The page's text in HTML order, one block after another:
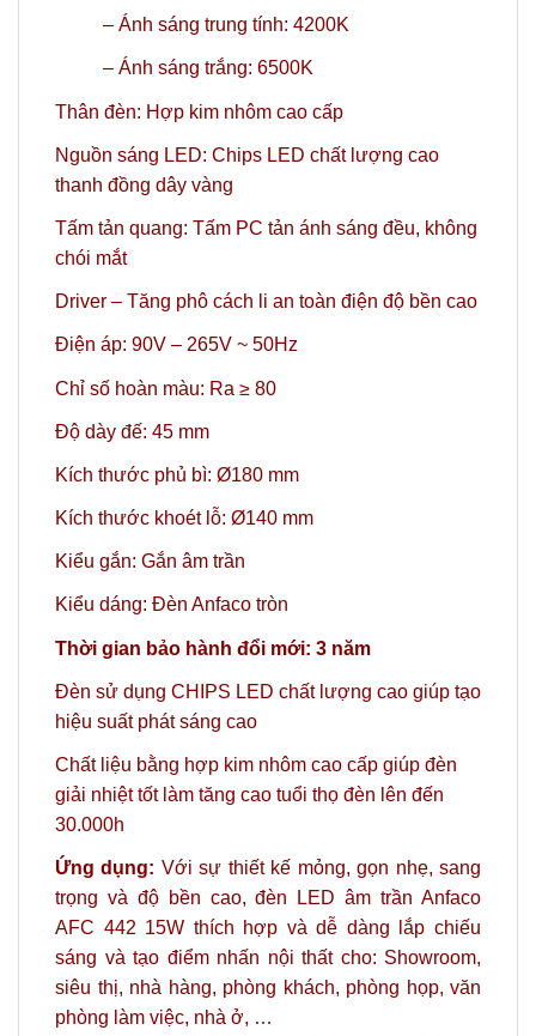
– Ánh sáng trung tính: 4200K
– Ánh sáng trắng: 6500K
Thân đèn: Hợp kim nhôm cao cấp
Nguồn sáng LED: Chips LED chất lượng cao
thanh đồng dây vàng
Tấm tản quang: Tấm PC tản ánh sáng đều, không
chói mắt
Driver – Tăng phô cách li an toàn điện độ bền cao
Điện áp: 90V – 265V ~ 50Hz
Chỉ số hoàn màu: Ra ≥ 80
Độ dày đế: 45 mm
Kích thước phủ bì: Ø180 mm
Kích thước khoét lỗ: Ø140 mm
Kiểu gắn: Gắn âm trần
Kiểu dáng: Đèn Anfaco tròn
Thời gian bảo hành đổi mới: 3 năm
Đèn sử dụng CHIPS LED chất lượng cao giúp tạo
hiệu suất phát sáng cao
Chất liệu bằng hợp kim nhôm cao cấp giúp đèn
giải nhiệt tốt làm tăng cao tuổi thọ đèn lên đến
30.000h
Ứng dụng: Với sự thiết kế mỏng, gọn nhẹ, sang
trọng và độ bền cao, đèn LED âm trần Anfaco
AFC 442 15W thích hợp và dễ dàng lắp chiếu
sáng và tạo điểm nhấn nội thất cho: Showroom,
siêu thị, nhà hàng, phòng khách, phòng họp, văn
phòng làm việc, nhà ở, …